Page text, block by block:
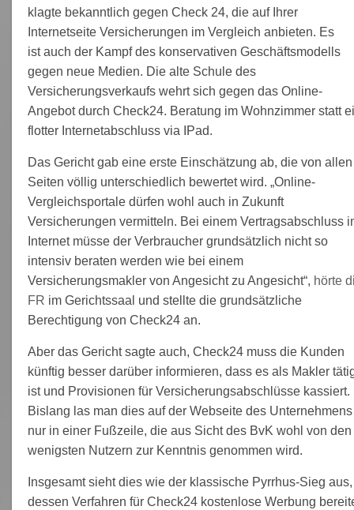
klagte bekanntlich gegen Check 24, die auf Ihrer
Internetseite Versicherungen im Vergleich anbieten. Es
ist auch der Kampf des konservativen Geschäftsmodells
gegen neue Medien. Die alte Schule des
Versicherungsverkaufs wehrt sich gegen das Online-
Angebot durch Check24. Beratung im Wohnzimmer statt
flotter Internetabschluss via IPad.
Das Gericht gab eine erste Einschätzung ab, die von allen
Seiten völlig unterschiedlich bewertet wird. „Online-
Vergleichsportale dürfen wohl auch in Zukunft
Versicherungen vermitteln. Bei einem Vertragsabschluss
Internet müsse der Verbraucher grundsätzlich nicht so
intensiv beraten werden wie bei einem
Versicherungsmakler von Angesicht zu Angesicht“, hörte
FR im Gerichtssaal und stellte die grundsätzliche
Berechtigung von Check24 an.
Aber das Gericht sagte auch, Check24 muss die Kunden
künftig besser darüber informieren, dass es als Makler
ist und Provisionen für Versicherungsabschlüsse kassiert.
Bislang las man dies auf der Webseite des Unternehmens
nur in einer Fußzeile, die aus Sicht des BvK wohl von den
wenigsten Nutzern zur Kenntnis genommen wird.
Insgesamt sieht dies wie der klassische Pyrrhus-Sieg aus,
dessen Verfahren für Check24 kostenlose Werbung